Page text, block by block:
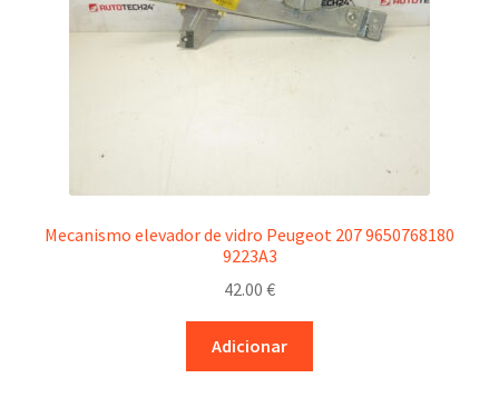
Mecanismo elevador de vidro Peugeot 207 9650768180
9223A3
42.00 €
Adicionar